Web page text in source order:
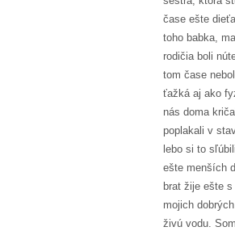
čase ešte
toho babka,
rodičia boli
tom čase
ťažká aj ako
nás doma
poplakali v
lebo si to
ešte menších
brat žije ešte
mojich
živú vodu.